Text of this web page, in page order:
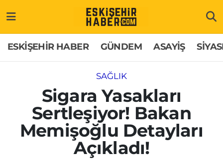
ESKİŞEHİR HABER GÜNDEM ASAYİŞ
SAĞLIK
Sigara Yasakları
Sertleşiyor! Bakan
Memişoğlu Detayları
Açıkladı!
GÜNDEM
ASAYİŞ
SİYASET
EKONOMİ
Hakkımızda
İletişim
Künye
Odunpazarı Trafik Yoğunluk Haritası
Süper Lig Puan Durumu ve Fikstür
Tüm Manşetler
Son Dakika Haberleri